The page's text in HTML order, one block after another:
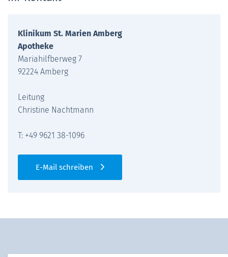
Klinikum St. Marien Amberg
Apotheke
Mariahilfberweg 7
92224 Amberg
Leitung
Christine Nachtmann
T: +49 9621 38-1096
E-Mail schreiben